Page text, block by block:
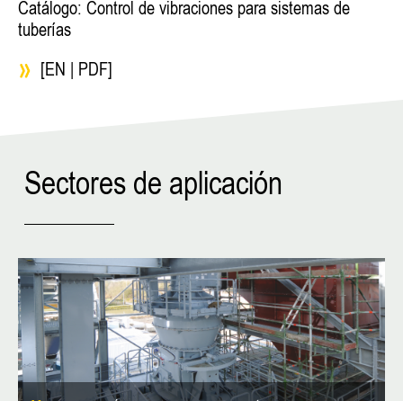
Catálogo: Control de vibraciones para sistemas de
tuberías
[EN | PDF]
Sectores de aplicación